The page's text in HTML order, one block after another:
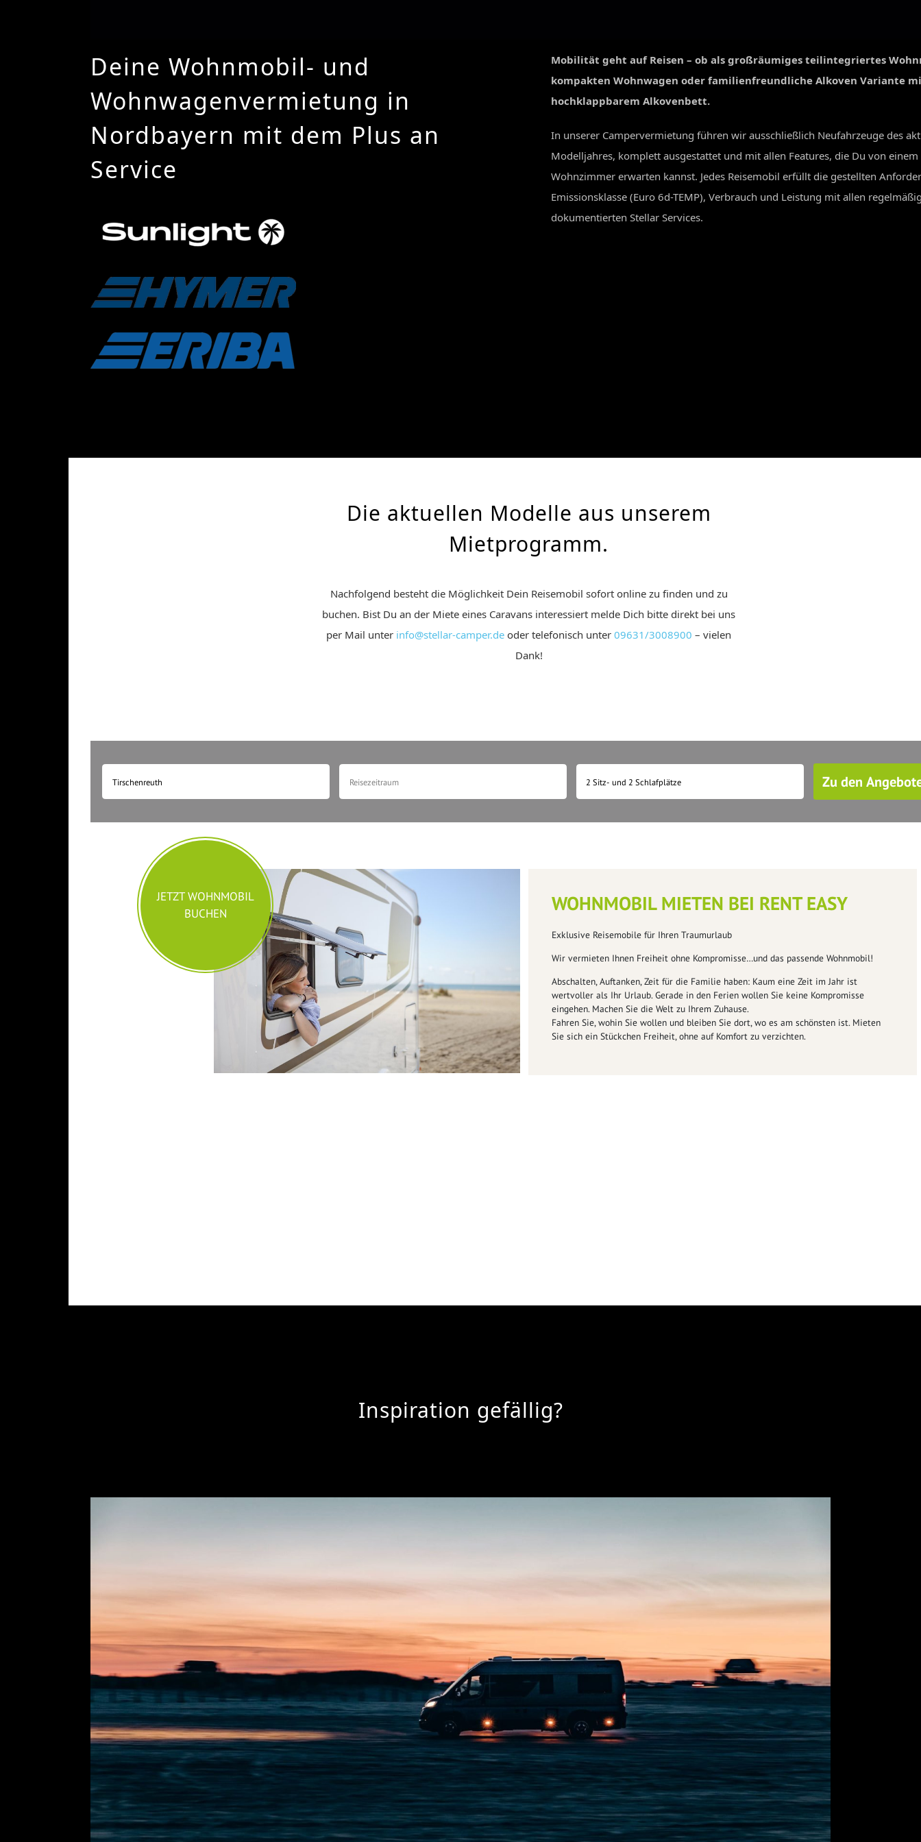
Deine Wohnmobil­- und
Wohnwagenvermietung in
Nordbayern mit dem Plus an
Service
Mobilität geht auf Reisen – ob als großräumiges teilintegriertes
kompakten Wohnwagen oder familienfreundliche Alkoven Variante
hochklappbarem Alkovenbett.
In unserer Campervermietung führen wir ausschließlich Neufahrzeuge des
Modelljahres, komplett ausgestattet und mit allen Features, die Du von
Wohnzimmer erwarten kannst. Jedes Reisemobil erfüllt die gestellten
Emissionsklasse (Euro 6d-TEMP), Verbrauch und Leistung mit allen
dokumentierten Stellar Services.
Die aktuellen Modelle aus unserem
Mietprogramm.
Nachfolgend besteht die Möglichkeit Dein Reisemobil sofort online zu finden und zu
buchen. Bist Du an der Miete eines Caravans interessiert melde Dich bitte direkt bei uns
per Mail unter info@stellar-camper.de oder telefonisch unter 09631/3008900 – vielen
Dank!
Inspiration gefällig?